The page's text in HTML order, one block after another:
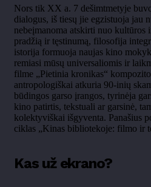
Nors tik XX a. 7 dešimtmetyje
dialogus, iš tiesų jie egzistuoja jau
nebeįmanoma atskirti nuo
pradžią ir tęstinumą, filosofija
istorija formuoja naujas kino
remiasi mūsų universaliomis ir
filme „Pietinia kronikas“
antropologiškai atkuria 90-inių
būdingos garso įrangos, tyrinėja
kino patirtis, tekstuali ar garsinė,
kolektyviškai išgyventa. Panašius
ciklas „Kinas bibliotekoje: filmo ir
Kas už ekrano?